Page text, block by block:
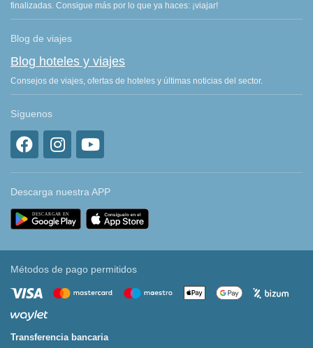
finalizadas. Consigue más por lo que ya haces: ¡viajar!
Blog de viajes
Blog hoteles y viajes
Consejos de viajes, ofertas de hoteles y últimas noticias del sector.
Síguenos
Descarga nuestra APP
Métodos de pago permitidos
Transferencia bancaria